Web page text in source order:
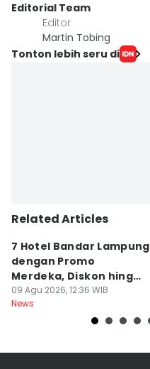
Editorial Team
Editor
Martin Tobing
Tonton lebih seru di
Related Articles
7 Hotel Bandar Lampung
dengan Promo
Merdeka, Diskon hingga
50 Persen
09 Agu 2026, 12:36 WIB
News